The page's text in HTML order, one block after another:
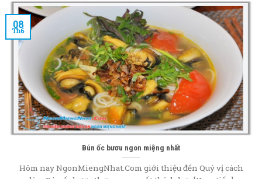
Bún ốc bươu ngon miệng nhất
Hôm nay NgonMiengNhat.Com giới thiệu đến Quý vị cách
08
Th6